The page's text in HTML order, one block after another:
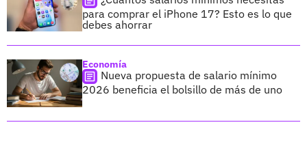
para comprar el iPhone 17? Esto es lo que
debes ahorrar
Economía
Nueva propuesta de salario mínimo
2026 beneficia el bolsillo de más de uno